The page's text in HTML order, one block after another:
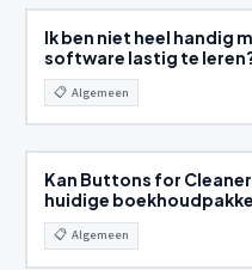
Ik ben niet heel handig
software lastig te
📋 Algemeen
Kan Buttons for
huidige
📋 Algemeen